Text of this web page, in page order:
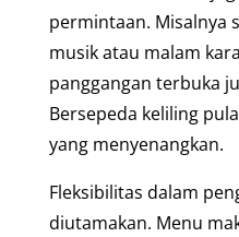
permintaan. Misalnya
musik atau malam
panggangan terbuka
Bersepeda keliling
yang menyenangkan.
Fleksibilitas dalam
diutamakan. Menu